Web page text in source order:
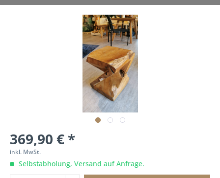
369,90 € *
inkl. MwSt.
Selbstabholung, Versand auf Anfrage.